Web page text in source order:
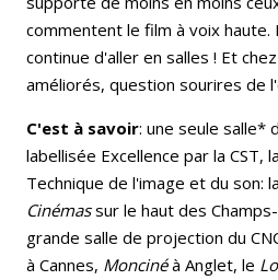
commentent le film à voix haute.
continue d'aller en salles ! Et
améliorés, question sourires de
C'est à savoir: une seule salle*
labellisée Excellence par la CST,
Technique de l'image et du son:
Cinémassur le haut des
grande salle de projection du
à Cannes, Moncinéà Anglet, le